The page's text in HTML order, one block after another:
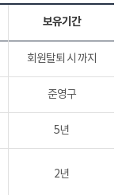
보유기간
회원탈퇴 시 까지
준영구
5년
2년